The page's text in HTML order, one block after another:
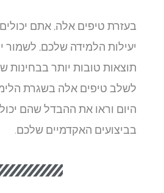
בעזרת טיפים אלה, אתם יכולים
יעילות הלמידה שלכם, לשמור
תוצאות טובות יותר בבחינות
לשלב טיפים אלה בשגרת
היום וראו את ההבדל שהם
בביצועים האקדמיים שלכם.